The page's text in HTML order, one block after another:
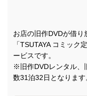
お店の旧作DVDが借り
「TSUTAYA コミッ
ービスです。
※旧作DVDレンタル、
数31泊32日となります